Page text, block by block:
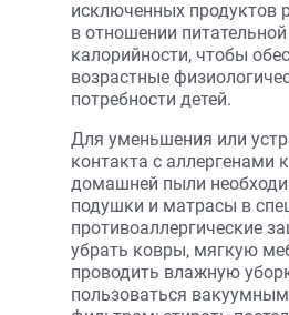
исключенных продуктов
в отношении
калорийности, чтобы
возрастные
потребности детей.
Для уменьшения или
контакта с аллергенами
домашней пыли
подушки и матрасы в
противоаллергические
убрать ковры, мягкую
проводить влажную
пользоваться